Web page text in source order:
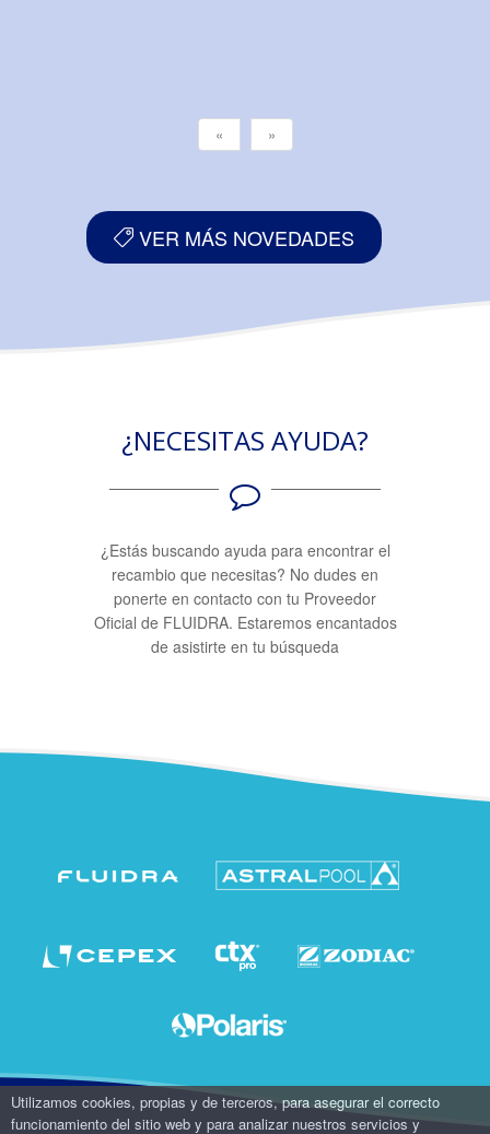
« »
VER MÁS NOVEDADES
¿NECESITAS AYUDA?
¿Estás buscando ayuda para encontrar el
recambio que necesitas? No dudes en
ponerte en contacto con tu Proveedor
Oficial de FLUIDRA. Estaremos encantados
de asistirte en tu búsqueda
Utilizamos cookies, propias y de terceros, para asegurar el correcto
funcionamiento del sitio web y para analizar nuestros servicios y